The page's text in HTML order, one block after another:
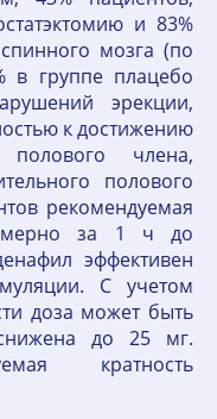
и 83%
мозга (по
в группе плацебо
эрекции,
к достижению
члена,
полового
рекомендуемая
за 1 ч до
эффективен
С учетом
доза может быть
до 25 мг.
кратность